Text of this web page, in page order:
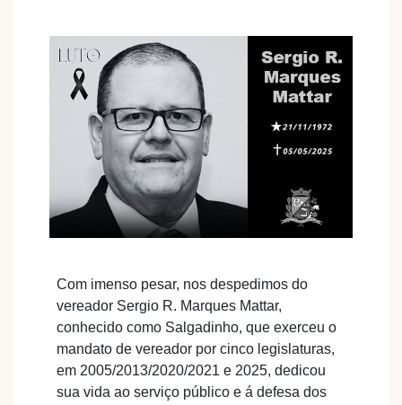
Com imenso pesar, nos despedimos do
vereador Sergio R. Marques Mattar,
conhecido como Salgadinho, que exerceu o
mandato de vereador por cinco legislaturas,
em 2005/2013/2020/2021 e 2025, dedicou
sua vida ao serviço público e á defesa dos